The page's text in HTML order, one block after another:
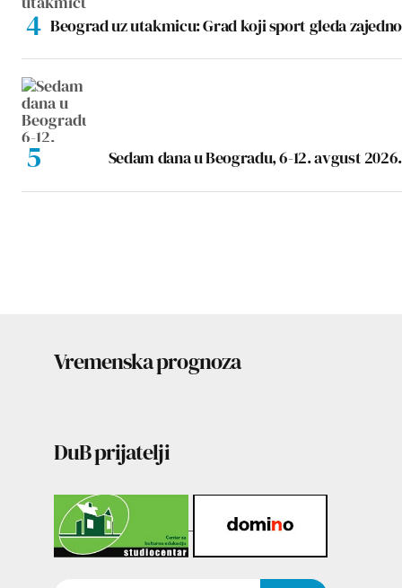
Beograd uz utakmicu: Grad koji sport gleda zajedno
Sedam dana u Beogradu, 6-12. avgust 2026.
Vremenska prognoza
DuB prijatelji